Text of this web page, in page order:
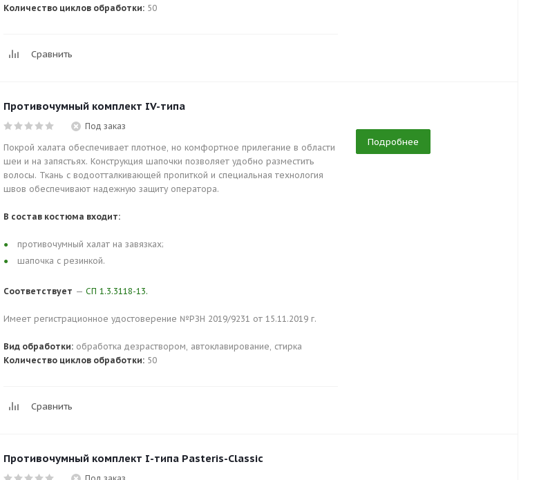
Количество циклов обработки: 50
Сравнить
Противочумный комплект IV-типа
Под заказ
Покрой халата обеспечивает плотное, но комфортное прилегание в области
шеи и на запястьях. Конструкция шапочки позволяет удобно разместить
волосы. Ткань с водоотталкивающей пропиткой и специальная технология
швов обеспечивают надежную защиту оператора.
В состав костюма входит:
противочумный халат на завязках;
шапочка с резинкой.
Соответствует — СП 1.3.3118-13.
Имеет регистрационное удостоверение №РЗН 2019/9231 от 15.11.2019 г.
Вид обработки: обработка дезраствором, автоклавирование, стирка
Количество циклов обработки: 50
Сравнить
Подробнее
Противочумный комплект I-типа Pasteris-Classic